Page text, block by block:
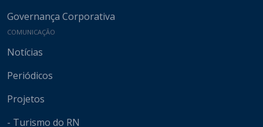
Governança Corporativa
COMUNICAÇÃO
Notícias
Periódicos
Projetos
- Turismo do RN